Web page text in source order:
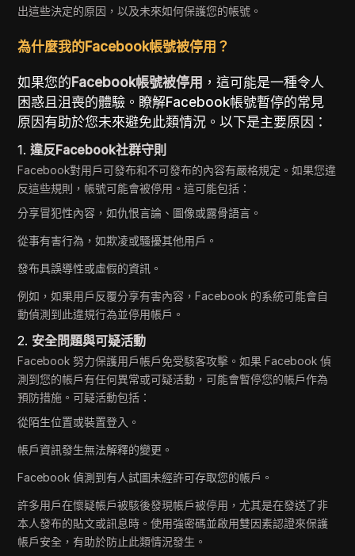
出這些決定的原因，以及未來如何保護您的帳號。
為什麼我的Facebook帳號被停用？
如果您的 Facebook帳號被停用 ，這可能是一種令人
困惑且沮喪的體驗。瞭解Facebook帳號暫停的常見
原因有助於您未來避免此類情況。以下是主要原因：
1.違反Facebook社群守則
Facebook對用戶可發布和不可發布的內容有嚴格規定。如果您違
反這些規則，帳號可能會被停用。這可能包括：
分享冒犯性內容，如仇恨言論、圖像或露骨語言。
從事有害行為，如欺凌或騷擾其他用戶。
發布具誤導性或虛假的資訊。
例如，如果用戶反覆分享有害內容，Facebook 的系統可能會自
動偵測到此違規行為並停用帳戶。
2. 安全問題與可疑活動
Facebook 努力保護用戶帳戶免受駭客攻擊。如果 Facebook 偵
測到您的帳戶有任何異常或可疑活動，可能會暫停您的帳戶作為
預防措施。可疑活動包括：
從陌生位置或裝置登入。
帳戶資訊發生無法解釋的變更。
Facebook 偵測到有人試圖未經許可存取您的帳戶。
許多用戶在懷疑帳戶被駭後發現帳戶被停用，尤其是在發送了非
本人發布的貼文或訊息時。使用強密碼並啟用雙因素認證來保護
帳戶安全，有助於防止此類情況發生。